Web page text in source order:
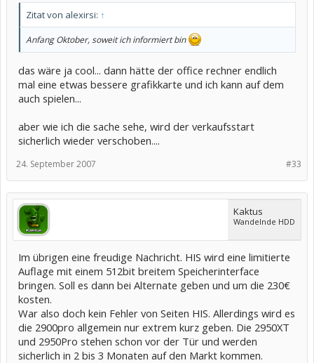
Zitat von alexirsi: ↑
Anfang Oktober, soweit ich informiert bin
das wäre ja cool... dann hätte der office rechner endlich
mal eine etwas bessere grafikkarte und ich kann auf dem
auch spielen...
aber wie ich die sache sehe, wird der verkaufsstart
sicherlich wieder verschoben....
#33
24. September 2007
Kaktus
Wandelnde HDD
Im übrigen eine freudige Nachricht. HIS wird eine limitierte
Auflage mit einem 512bit breitem Speicherinterface
bringen. Soll es dann bei Alternate geben und um die 230€
kosten.
War also doch kein Fehler von Seiten HIS. Allerdings wird es
die 2900pro allgemein nur extrem kurz geben. Die 2950XT
und 2950Pro stehen schon vor der Tür und werden
sicherlich in 2 bis 3 Monaten auf den Markt kommen.